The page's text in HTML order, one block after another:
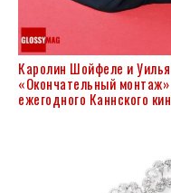
Каролин Шойфеле и
«Окончательный
ежегодного Каннского